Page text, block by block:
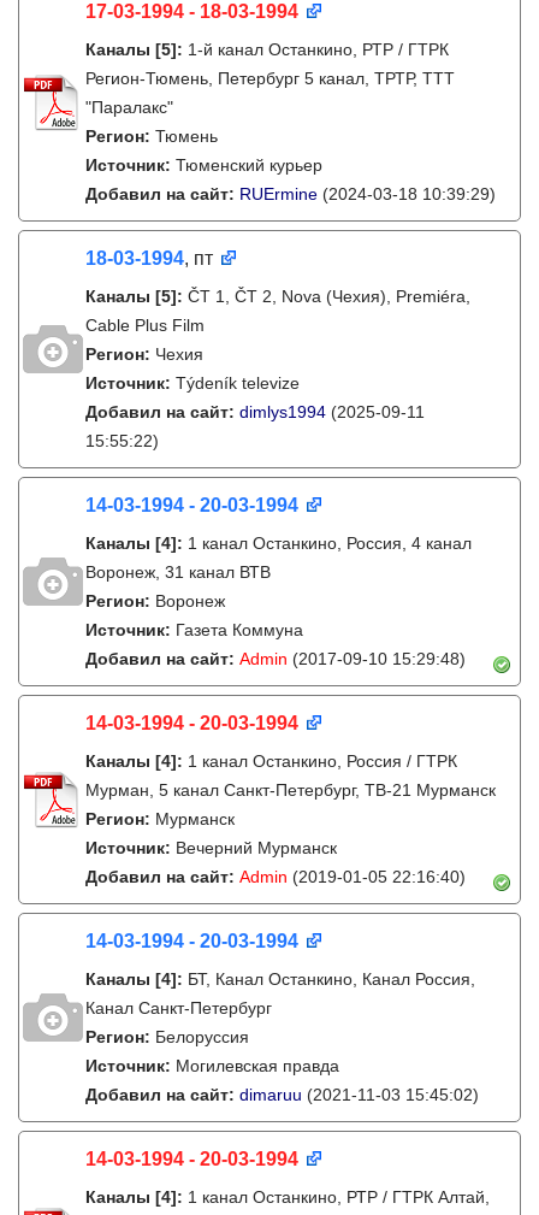
17-03-1994 - 18-03-1994
Каналы [5]: 1-й канал Останкино, РТР / ГТРК
Регион-Тюмень, Петербург 5 канал, ТРТР, ТТТ
"Паралакс"
Регион: Тюмень
Источник: Тюменский курьер
Добавил на сайт: RUErmine (2024-03-18 10:39:29)
18-03-1994, пт
Каналы [5]: ČT 1, ČT 2, Nova (Чехия), Premiéra,
Cable Plus Film
Регион: Чехия
Источник: Týdeník televize
Добавил на сайт: dimlys1994 (2025-09-11
15:55:22)
14-03-1994 - 20-03-1994
Каналы [4]: 1 канал Останкино, Россия, 4 канал
Воронеж, 31 канал ВТВ
Регион: Воронеж
Источник: Газета Коммуна
Добавил на сайт: Admin (2017-09-10 15:29:48)
14-03-1994 - 20-03-1994
Каналы [4]: 1 канал Останкино, Россия / ГТРК
Мурман, 5 канал Санкт-Петербург, ТВ-21 Мурманск
Регион: Мурманск
Источник: Вечерний Мурманск
Добавил на сайт: Admin (2019-01-05 22:16:40)
14-03-1994 - 20-03-1994
Каналы [4]: БТ, Канал Останкино, Канал Россия,
Канал Санкт-Петербург
Регион: Белоруссия
Источник: Могилевская правда
Добавил на сайт: dimaruu (2021-11-03 15:45:02)
14-03-1994 - 20-03-1994
Каналы [4]: 1 канал Останкино, РТР / ГТРК Алтай,